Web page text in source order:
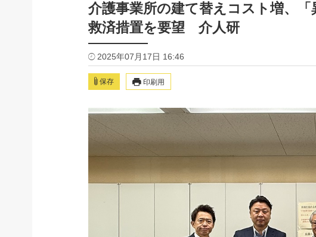
介護事業所の建て替えコスト増、「
救済措置を要望 介人研
2025年07月17日 16:46
保存 印刷用